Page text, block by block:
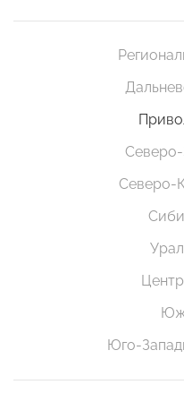
Северо-
Юго-